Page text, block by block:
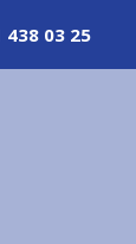
438 03 25